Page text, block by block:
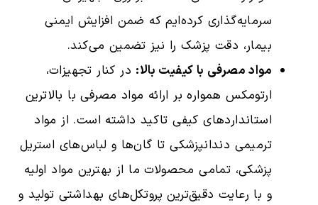
سرمایه‌گذاری کرده‌ایم که ضمن افزایش ایمنی
بیمار، دقت پزشک را نیز تضمین می‌کند.
مواد مصرفی با کیفیت بالا: در کنار تجهیزات،
ارتومکس همواره بر ارائه مواد مصرفی با بالاترین
استانداردهای کیفی تاکید داشته است. از مواد
ترمیمی دندانپزشکی تا گان‌ها و لباس‌های استریل
پزشکی، تمامی محصولات ما از بهترین مواد اولیه
و با رعایت دقیق‌ترین پروتکل‌های بهداشتی تولید و